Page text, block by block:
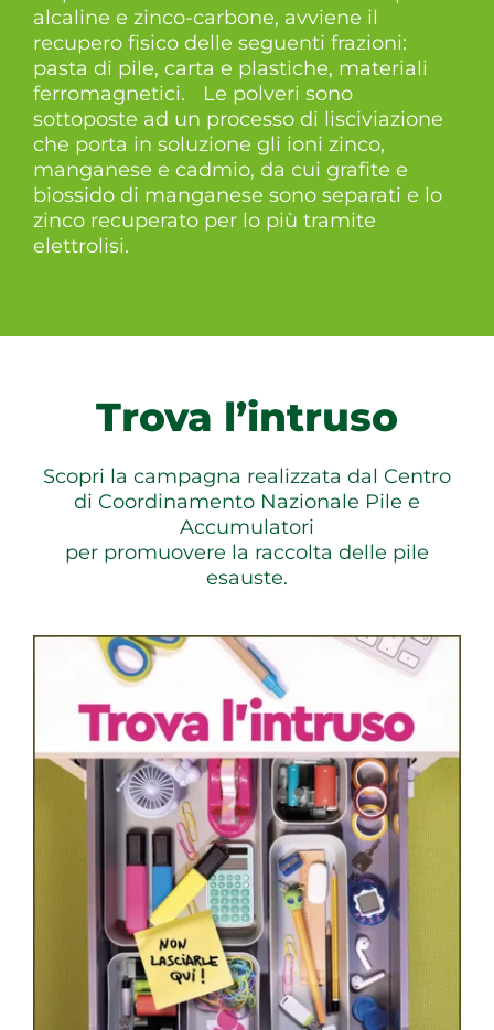
alcaline e zinco-carbone, avviene il
recupero fisico delle seguenti frazioni:
pasta di pile, carta e plastiche, materiali
ferromagnetici. Le polveri sono
sottoposte ad un processo di lisciviazione
che porta in soluzione gli ioni zinco,
manganese e cadmio, da cui grafite e
biossido di manganese sono separati e lo
zinco recuperato per lo più tramite
elettrolisi.
Trova l’intruso
Scopri la campagna realizzata dal Centro
di Coordinamento Nazionale Pile e
Accumulatori
per promuovere la raccolta delle pile
esauste.